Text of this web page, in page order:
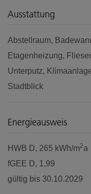
Ausstattung
Abstellraum
Etagenheizung
Unterputz
Stadtblick
Energieausweis
HWB D, 265 kWh/m2a
fGEE D, 1,99
gültig bis 30.10.2029